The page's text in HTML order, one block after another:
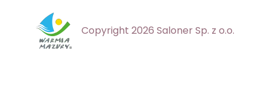
Copyright 2026 Saloner Sp. z o.o.